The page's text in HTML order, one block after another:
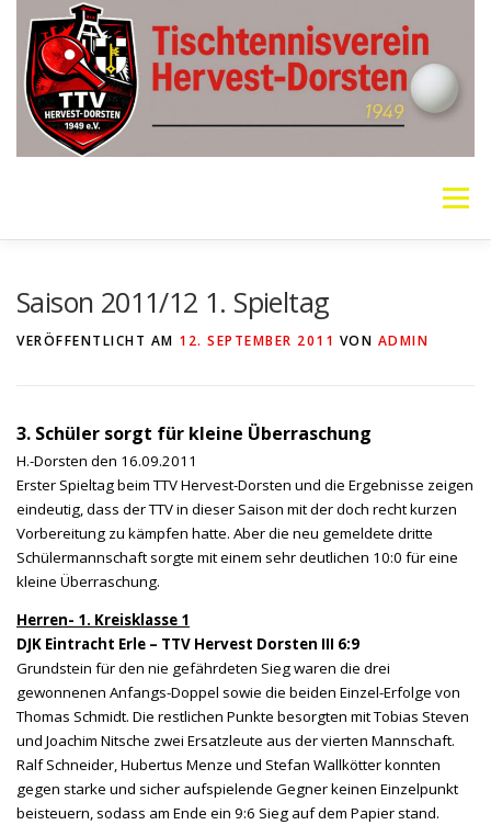
Inhalt
springen
Menü
SOCIAL MEDIA TT-NEWS WER SPIELT HEUTE?
Saison 2011/12 1. Spieltag
VERÖFFENTLICHT AM 12. SEPTEMBER 2011 VON ADMIN
3. Schüler sorgt für kleine Überraschung
H.-Dorsten den 16.09.2011
Erster Spieltag beim TTV Hervest-Dorsten und die Ergebnisse zeigen
eindeutig, dass der TTV in dieser Saison mit der doch recht kurzen
Vorbereitung zu kämpfen hatte. Aber die neu gemeldete dritte
Schülermannschaft sorgte mit einem sehr deutlichen 10:0 für eine
kleine Überraschung.
Herren- 1. Kreisklasse 1
DJK Eintracht Erle – TTV Hervest Dorsten III 6:9
Grundstein für den nie gefährdeten Sieg waren die drei
gewonnenen Anfangs-Doppel sowie die beiden Einzel-Erfolge von
Thomas Schmidt. Die restlichen Punkte besorgten mit Tobias Steven
und Joachim Nitsche zwei Ersatzleute aus der vierten Mannschaft.
Ralf Schneider, Hubertus Menze und Stefan Wallkötter konnten
gegen starke und sicher aufspielende Gegner keinen Einzelpunkt
beisteuern, sodass am Ende ein 9:6 Sieg auf dem Papier stand.